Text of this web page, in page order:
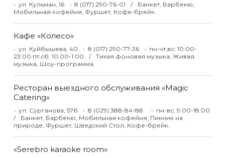
ул. Кульман, 16 8 (017) 290-76-01
Банкет, Барбекю,
Мобильная кофейня, Фуршет, Кофе-брейк.
Кафе «Колесо»
ул. Куйбышева, 40 8 (017) 290-77-36
пн-чт,вс: 10:00-
23:00 пт,сб: 10:00-1:00
Тихая фоновая музыка, Живая
музыка, Шоу-программа.
Ресторан выездного обслуживания «Magic
Catering»
ул. Сурганова, 57б 8 (029) 388-84-88
пн-вс: 9:00-18:00
Банкет, Барбекю, Мобильная кофейня, Пикник на
природе, Фуршет, Шведский Стол, Кофе-брейк.
«Serebro karaoke room»